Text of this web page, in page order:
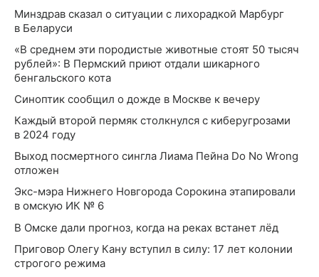
Минздрав сказал о ситуации с лихорадкой Марбург
в Беларуси
«В среднем эти породистые животные стоят 50 тысяч
рублей»: В Пермский приют отдали шикарного
бенгальского кота
Синоптик сообщил о дожде в Москве к вечеру
Каждый второй пермяк столкнулся с киберугрозами
в 2024 году
Выход посмертного сингла Лиама Пейна Do No Wrong
отложен
Экс-мэра Нижнего Новгорода Сорокина этапировали
в омскую ИК № 6
В Омске дали прогноз, когда на реках встанет лёд
Приговор Олегу Кану вступил в силу: 17 лет колонии
строгого режима